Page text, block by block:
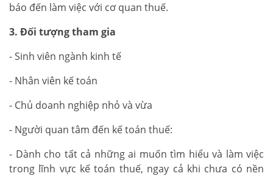
báo đến làm việc với cơ quan thuế.
3. Đối tượng tham gia
- Sinh viên ngành kinh tế
- Nhân viên kế toán
- Chủ doanh nghiệp nhỏ và vừa
- Người quan tâm đến kế toán thuế:
- Dành cho tất cả những ai muốn tìm hiểu và làm việc
trong lĩnh vực kế toán thuế, ngay cả khi chưa có nền